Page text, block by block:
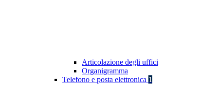
Articolazione degli uffici
Organigramma
Telefono e posta elettronica 1